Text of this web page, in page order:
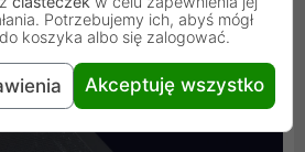
Potrzebujemy ich, abyś mógł
koszyka albo się zalogować.
Akceptuję wszystko